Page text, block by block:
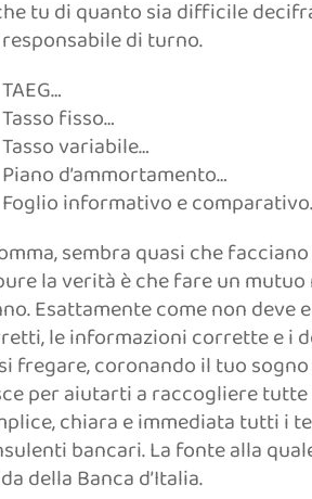
tu di quanto sia difficile
di turno.
TAEG…
Tasso fisso…
Tasso variabile…
Piano d’ammortamento…
Foglio informativo e
sembra quasi che
la verità è che fare un
Esattamente come non
le informazioni corrette e i
fregare, coronando il tuo
per aiutarti a raccogliere
chiara e immediata tutti i
bancari. La fonte alla
della Banca d’Italia.